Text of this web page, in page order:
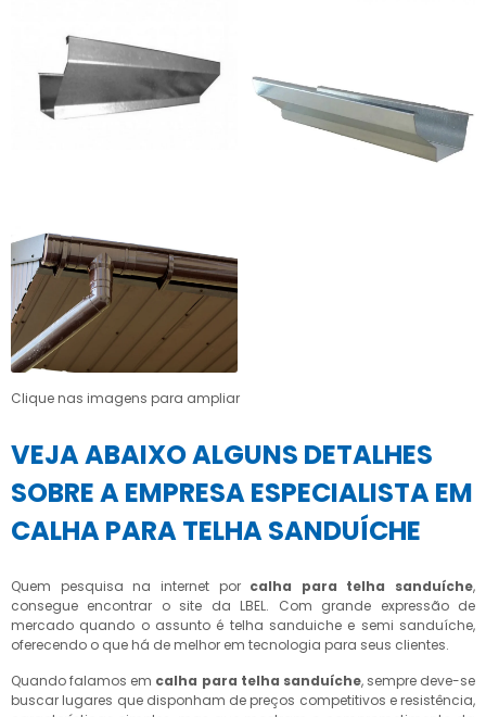
Clique nas imagens para ampliar
VEJA ABAIXO ALGUNS DETALHES
SOBRE A EMPRESA ESPECIALISTA EM
CALHA PARA TELHA SANDUÍCHE
Quem pesquisa na internet por calha para telha sanduíche,
consegue encontrar o site da LBEL. Com grande expressão de
mercado quando o assunto é telha sanduiche e semi sanduíche,
oferecendo o que há de melhor em tecnologia para seus clientes.
Quando falamos em calha para telha sanduíche, sempre deve-se
buscar lugares que disponham de preços competitivos e resistência,